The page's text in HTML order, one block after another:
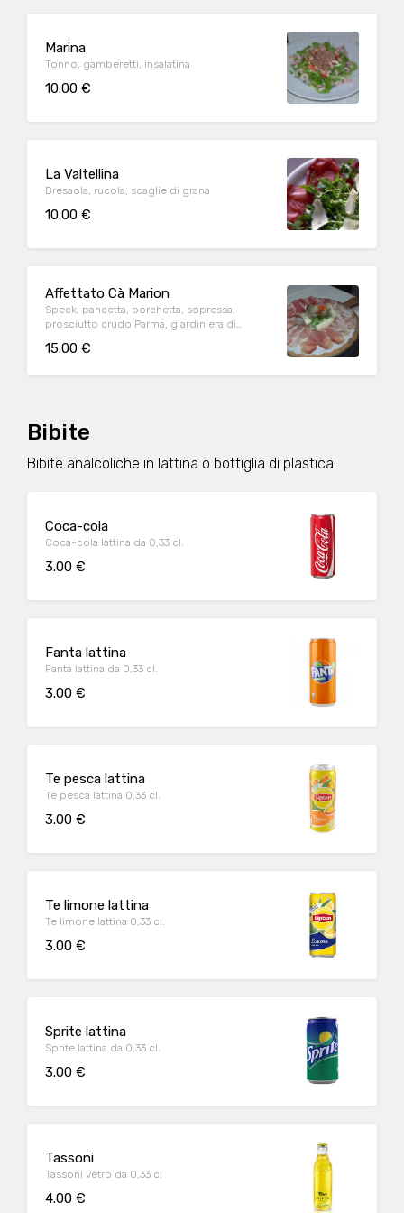
Marina
Tonno, gamberetti, insalatina
10.00 €
La Valtellina
Bresaola, rucola, scaglie di grana
10.00 €
Affettato Cà Marion
Speck, pancetta, porchetta, sopressa,
prosciutto crudo Parma, giardiniera di
15.00 €
Bibite
Bibite analcoliche in lattina o bottiglia di plastica.
Coca-cola
Coca-cola lattina da 0,33 cl.
3.00 €
Fanta lattina
Fanta lattina da 0,33 cl.
3.00 €
Te pesca lattina
Te pesca lattina 0,33 cl.
3.00 €
Te limone lattina
Te limone lattina 0,33 cl.
3.00 €
Sprite lattina
Sprite lattina da 0,33 cl.
3.00 €
Tassoni
Tassoni vetro da 0,33 cl
4.00 €